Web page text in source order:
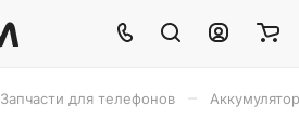
Запчасти для телефонов